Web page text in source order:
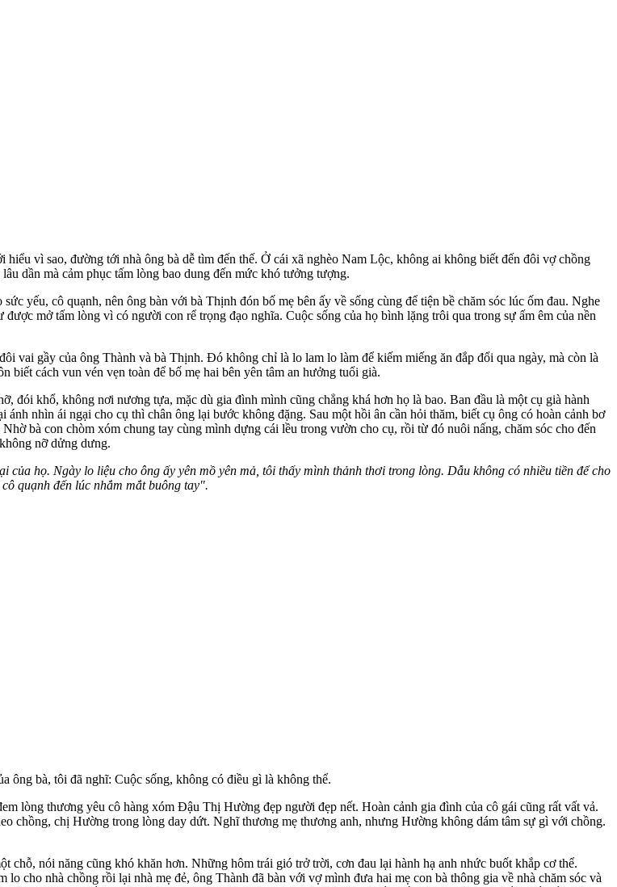
vì sao, đường tới nhà ông bà dễ tìm đến thế. Ở cái xã nghèo Nam Lộc, không ai không biết đến đôi vợ chồng
dần mà cảm phục tấm lòng bao dung đến mức khó tưởng tượng.
yếu, cô quạnh, nên ông bàn với bà Thịnh đón bố mẹ bên ấy về sống cùng để tiện bề chăm sóc lúc ốm đau. Nghe
mở tấm lòng vì có người con rể trọng đạo nghĩa. Cuộc sống của họ bình lặng trôi qua trong sự ấm êm của nền
vai gầy của ông Thành và bà Thịnh. Đó không chỉ là lo lam lo làm để kiếm miếng ăn đắp đổi qua ngày, mà còn là
cách vun vén vẹn toàn để bố mẹ hai bên yên tâm an hưởng tuổi già.
đói khổ, không nơi nương tựa, mặc dù gia đình mình cũng chẳng khá hơn họ là bao. Ban đầu là một cụ già hành
nhìn ái ngại cho cụ thì chân ông lại bước không đặng. Sau một hồi ân cần hỏi thăm, biết cụ ông có hoàn cảnh bơ
bà con chòm xóm chung tay cùng mình dựng cái lều trong vườn cho cụ, rồi từ đó nuôi nấng, chăm sóc cho đến
nỡ dửng dưng.
họ. Ngày lo liệu cho ông ấy yên mồ yên mả, tôi thấy mình thảnh thơi trong lòng. Dẫu không có nhiều tiền để cho
quạnh đến lúc nhắm mắt buông tay".
bà, tôi đã nghĩ: Cuộc sống, không có điều gì là không thể.
lòng thương yêu cô hàng xóm Đậu Thị Hường đẹp người đẹp nết. Hoàn cảnh gia đình của cô gái cũng rất vất vả.
chồng, chị Hường trong lòng day dứt. Nghĩ thương mẹ thương anh, nhưng Hường không dám tâm sự gì với chồng.
nói năng cũng khó khăn hơn. Những hôm trái gió trở trời, cơn đau lại hành hạ anh nhức buốt khắp c‌ơ th‌ể.
cho nhà chồng rồi lại nhà mẹ đẻ, ông Thành đã bàn với vợ mình đưa hai mẹ con bà thông gia về nhà chăm sóc và